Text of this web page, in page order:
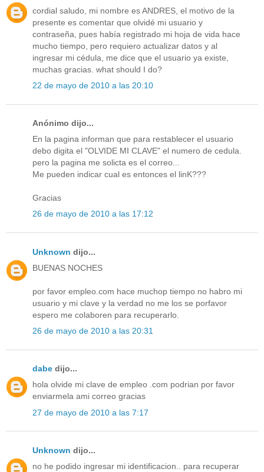
cordial saludo, mi nombre es ANDRES, el motivo de la
presente es comentar que olvidé mi usuario y
contraseña, pues había registrado mi hoja de vida hace
mucho tiempo, pero requiero actualizar datos y al
ingresar mi cédula, me dice que el usuario ya existe,
muchas gracias. what should I do?
22 de mayo de 2010 a las 20:10
Anónimo dijo...
En la pagina informan que para restablecer el usuario
debo digita el "OLVIDE MI CLAVE" el numero de cedula.
pero la pagina me solicta es el correo...
Me pueden indicar cual es entonces el linK???
Gracias
26 de mayo de 2010 a las 17:12
Unknown dijo...
BUENAS NOCHES
por favor empleo.com hace muchop tiempo no habro mi
usuario y mi clave y la verdad no me los se porfavor
espero me colaboren para recuperarlo.
26 de mayo de 2010 a las 20:31
dabe dijo...
hola olvide mi clave de empleo .com podrian por favor
enviarmela ami correo gracias
27 de mayo de 2010 a las 7:17
Unknown dijo...
no he podido ingresar mi identificacion.. para recuperar